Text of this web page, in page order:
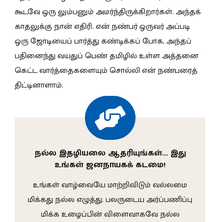
கூடவே ஒரு லும்பனும் அமர்ந்திருக்கிறார்கள். அந்தக்
காதலுக்கு நான் எதிரி. என் நண்பர் ஒருவர் அப்படி
ஒரு ஜோடியைப் பார்த்து கண்டிக்கப் போக, அந்தப்
பதினைந்து வயதுப் பெண் தமிழில் உள்ள அத்தனை
கெட்ட வார்த்தைகளையும் சொல்லி என் நண்பரைத்
திட்டினாளாம்.
நல்ல இதழியலை ஆதரியுங்கள்… இது
உங்கள் ஜனநாயகக் கடமை!
உங்கள் வாழ்வையே மாற்றிவிடும் வல்லமை
மிக்கது நல்ல எழுத்து. பலருடைய அர்ப்பணிப்பு
மிக்க உழைப்பின் விளைவாகவே நல்ல